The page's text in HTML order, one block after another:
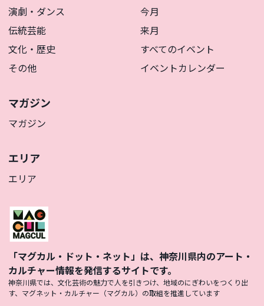
演劇・ダンス
伝統芸能
文化・歴史
その他
今月
来月
すべてのイベント
イベントカレンダー
マガジン
マガジン
エリア
エリア
「マグカル・ドット・ネット」は、神奈川県内のアート・
カルチャー情報を発信するサイトです。
神奈川県では、文化芸術の魅力で人を引きつけ、地域のにぎわいをつくり出
す、マグネット・カルチャー（マグカル）の取組を推進しています